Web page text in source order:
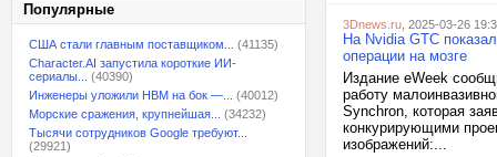
Популярные
США стали главным поставщиком...
(41135)
Character.AI запустила короткие ИИ-
сериалы...
(40390)
Инженеры уложили HBM на бок —...
(40012)
Морские сражения, крупнейшая...
(34232)
Тысячи сотрудников Google требуют...
(29921)
3Dnews.ru , 2025-03-26
На Nvidia GTC
операции на мозге
Издание eWeek
работу
Synchron, которая
конкурирующими
изображений:...